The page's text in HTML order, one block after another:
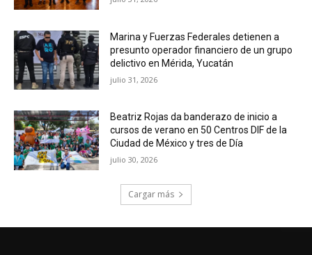
Marina y Fuerzas Federales detienen a
presunto operador financiero de un grupo
delictivo en Mérida, Yucatán
julio 31, 2026
Beatriz Rojas da banderazo de inicio a
cursos de verano en 50 Centros DIF de la
Ciudad de México y tres de Día
julio 30, 2026
Cargar más